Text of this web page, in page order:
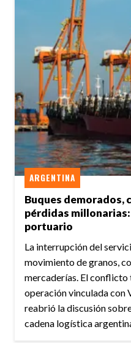
Buques demorados,
pérdidas
portuario
ARGENTINA
La interrupción del
movimiento de granos,
mercaderías. El
operación vinculada con
reabrió la discusión
cadena logística